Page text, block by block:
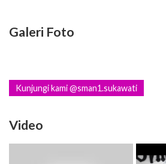
Galeri Foto
Kunjungi kami @sman1.sukawati
Video